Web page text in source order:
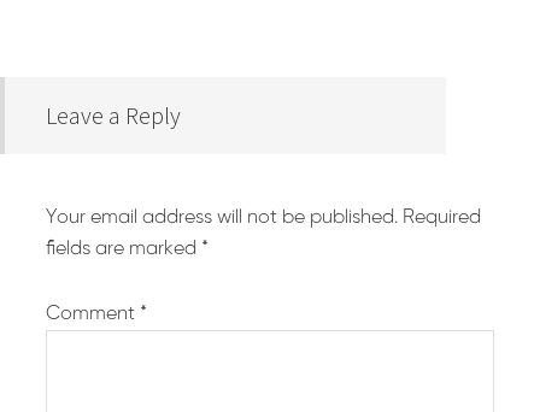
Leave a Reply
Your email address will not be published. Required
fields are marked *
Comment *